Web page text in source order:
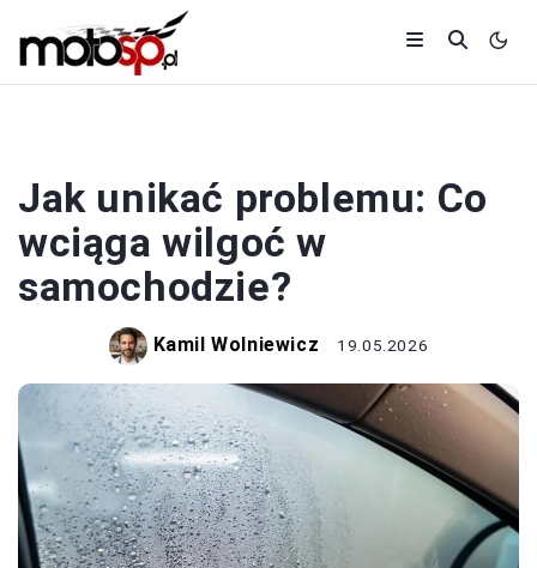
Jak unikać problemu: Co
wciąga wilgoć w
samochodzie?
Kamil Wolniewicz 19.05.2026